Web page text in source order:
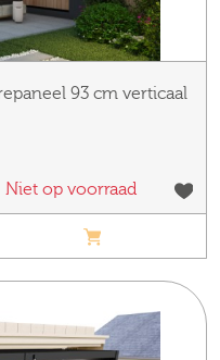
93 cm verticaal
Niet op voorraad